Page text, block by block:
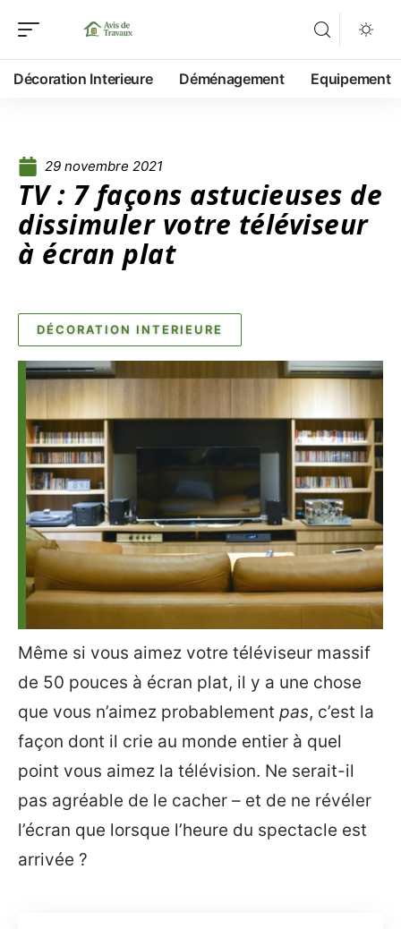
Décoration Interieure Déménagement Equipement
29 novembre 2021
TV : 7 façons astucieuses de
dissimuler votre téléviseur
à écran plat
DÉCORATION INTERIEURE
Même si vous aimez votre téléviseur massif
de 50 pouces à écran plat, il y a une chose
que vous n’aimez probablement pas, c’est la
façon dont il crie au monde entier à quel
point vous aimez la télévision. Ne serait-il
pas agréable de le cacher – et de ne révéler
l’écran que lorsque l’heure du spectacle est
arrivée ?